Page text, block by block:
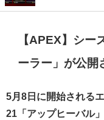
【APEX】シー
ーラー」が公開
5月8日に開始される
21「アップヒーバル